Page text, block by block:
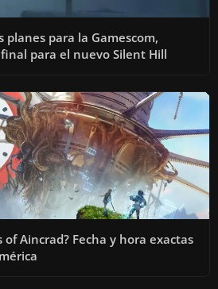
para la Gamescom,
para el nuevo Silent Hill
of Aincrad? Fecha y hora exactas